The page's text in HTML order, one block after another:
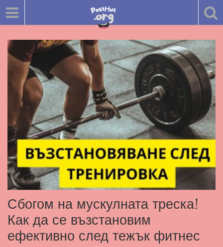
Сбогом на мускулната треска!
Как да се възстановим
ефективно след тежък фитнес